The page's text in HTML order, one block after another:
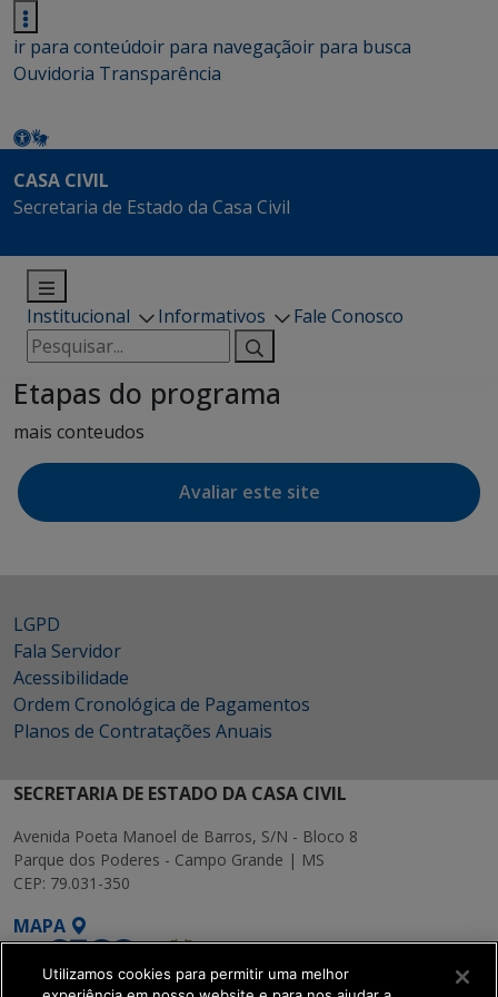
ir para conteúdoir para navegaçãoir para busca
Ouvidoria Transparência
CASA CIVIL
Secretaria de Estado da Casa Civil
Institucional Informativos
Fale Conosco
Pesquisar
por:
Etapas do programa
mais conteudos
Avaliar este site
LGPD
Fala Servidor
Acessibilidade
Ordem Cronológica de Pagamentos
Planos de Contratações Anuais
SECRETARIA DE ESTADO DA CASA CIVIL
Avenida Poeta Manoel de Barros, S/N - Bloco 8
Parque dos Poderes - Campo Grande | MS
CEP: 79.031-350
MAPA
Utilizamos cookies para permitir uma melhor